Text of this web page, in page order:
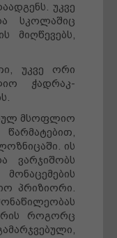
უკვე
სკოლაშიც
მიღწევებს,
უკვე ორი
ჭადრაკ-
მსოფლიო
ის
ვარჯიშობს
პრიზიორი.
როგორც